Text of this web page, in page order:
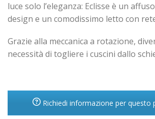
luce solo l’eleganza: Eclisse è un
design e un comodissimo letto con
Grazie alla meccanica a rotazione,
necessità di togliere i cuscini dallo
Richiedi informazione per questo